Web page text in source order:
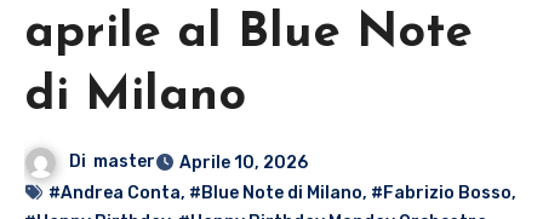
aprile al Blue Note
di Milano
Di master
Aprile 10, 2026
#Andrea Conta, #Blue Note di Milano, #Fabrizio Bosso,